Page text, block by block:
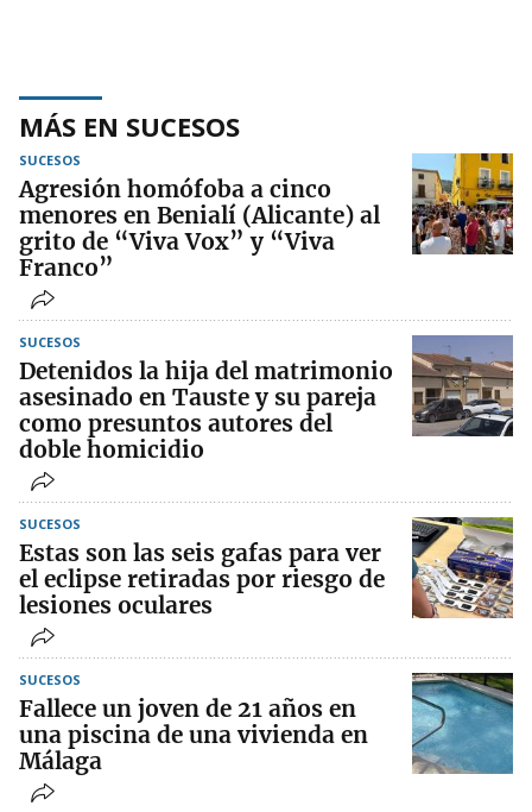
MÁS EN SUCESOS
SUCESOS
Agresión homófoba a cinco
menores en Benialí (Alicante) al
grito de “Viva Vox” y “Viva
Franco”
SUCESOS
Detenidos la hija del matrimonio
asesinado en Tauste y su pareja
como presuntos autores del
doble homicidio
SUCESOS
Estas son las seis gafas para ver
el eclipse retiradas por riesgo de
lesiones oculares
SUCESOS
Fallece un joven de 21 años en
una piscina de una vivienda en
Málaga